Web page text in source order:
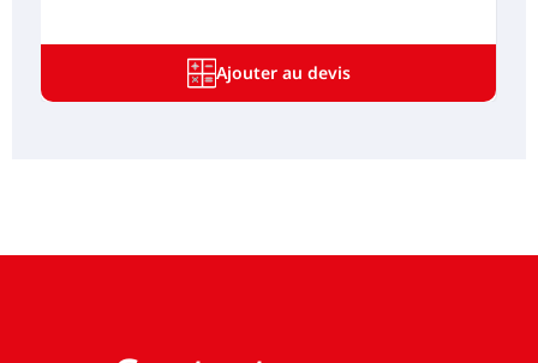
Ajouter au devis